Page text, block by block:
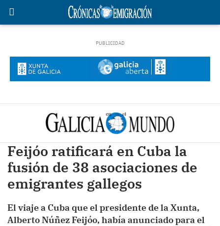
Feijóo ratificará en Cuba la
fusión de 38 asociaciones de
emigrantes gallegos
El viaje a Cuba que el presidente de la Xunta,
Alberto Núñez Feijóo, había anunciado para el